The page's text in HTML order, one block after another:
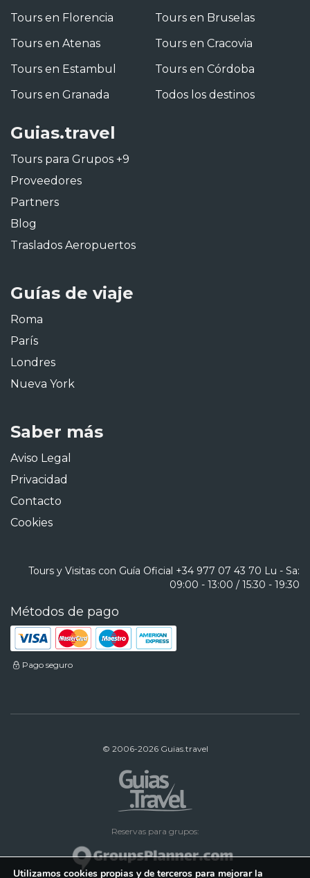
Tours en Florencia
Tours en Atenas
Tours en Estambul
Tours en Granada
Tours en Bruselas
Tours en Cracovia
Tours en Córdoba
Todos los destinos
Guias.travel
Tours para Grupos +9
Proveedores
Partners
Blog
Traslados Aeropuertos
Guías de viaje
Roma
París
Londres
Nueva York
Saber más
Aviso Legal
Privacidad
Contacto
Cookies
Tours y Visitas con Guía Oficial +34 977 07 43 70 Lu - Sa:
09:00 - 13:00 / 15:30 - 19:30
Métodos de pago
Pago seguro
© 2006-2026 Guias.travel
Reservas para grupos:
Utilizamos cookies propias y de terceros para mejorar la